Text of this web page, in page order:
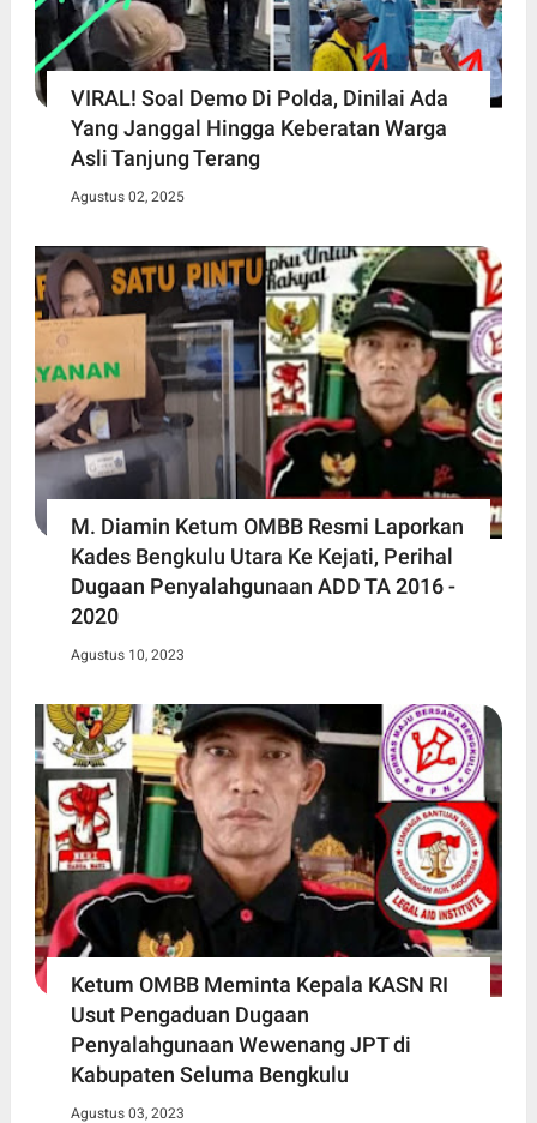
VIRAL! Soal Demo Di Polda, Dinilai Ada
Yang Janggal Hingga Keberatan Warga
Asli Tanjung Terang
Agustus 02, 2025
M. Diamin Ketum OMBB Resmi Laporkan
Kades Bengkulu Utara Ke Kejati, Perihal
Dugaan Penyalahgunaan ADD TA 2016 -
2020
Agustus 10, 2023
Ketum OMBB Meminta Kepala KASN RI
Usut Pengaduan Dugaan
Penyalahgunaan Wewenang JPT di
Kabupaten Seluma Bengkulu
Agustus 03, 2023